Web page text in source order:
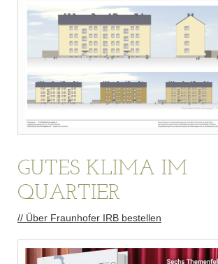
GUTES KLIMA IM
QUARTIER
// Über Fraunhofer IRB bestellen